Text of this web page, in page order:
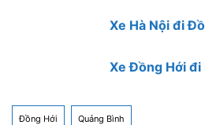
Xe Hà Nội đi
Xe Đồng Hới đi
Đồng Hới Quảng Bình